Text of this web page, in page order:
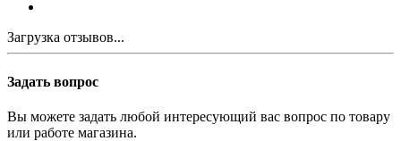
Загрузка отзывов...
Задать вопрос
Вы можете задать любой интересующий вас вопрос по товару
или работе магазина.